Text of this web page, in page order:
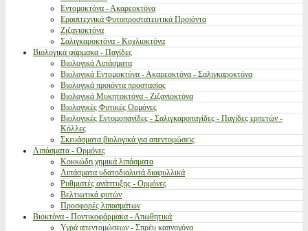
Εντομοκτόνα - Ακαρεοκτόνα
Ερασιτεχνικά Φυτοπροστατευτικά Προιόντα
Ζιζανιοκτόνα
Σαλιγκαροκτόνα - Κοχλιοκτόνα
Βιολογικά φάρμακα - Παγίδες
Βιολογικά Λιπάσματα
Βιολογικά Εντομοκτόνα - Ακαρεοκτόνα - Σαλιγκαροκτόνα
Βιολογικά προιόντα προστασίας
Βιολογικά Μυκητοκτόνα - Ζιζανιοκτόνα
Βιολογικές Φυτικές Ορμόνες
Βιολογικές Εντομοπαγίδες - Σαλιγκαροπαγίδες - Παγίδες ερπετών -
Κόλλες
Σκευάσματα βιολογικά για απεντομώσεις
Λιπάσματα - Ορμόνες
Κοκκώδη χημικά λιπάσματα
Λιπάσματα υδατοδιαλυτά διαφυλλικά
Ρυθμιστές ανάπτυξης - Ορμόνες
Βελτιωτικά φυτών
Προσφορές λιπασμάτων
Βιοκτόνα - Ποντικοφάρμακα - Απωθητικά
Υγρά απεντομώσεων - Σπρέυ καπνογόνα